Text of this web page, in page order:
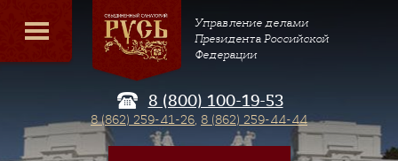
Управление делами
Президента Российской
Федерации
8 (800) 100-19-53
8 (862) 259-41-26, 8 (862) 259-44-44